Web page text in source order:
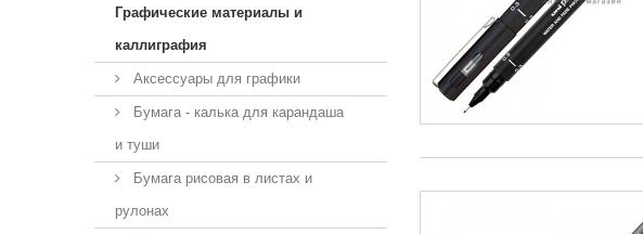
Графические материалы и
каллиграфия
Аксессуары для графики
Бумага - калька для карандаша
и туши
Бумага рисовая в листах и
рулонах